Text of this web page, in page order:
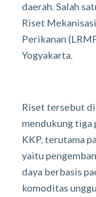
daerah. Salah
Riset
Perikanan
Yogyakarta.
Riset tersebut
mendukung
KKP, terutama
yaitu
daya berbasis
komoditas